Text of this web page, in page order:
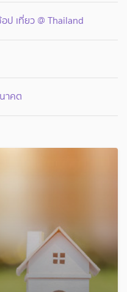
เที่ยว @ Thailand
าคต